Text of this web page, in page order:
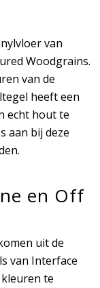
van
Woodgrains.
van de
heeft een
echt hout te
aan bij deze
en Off
uit de
van Interface
te